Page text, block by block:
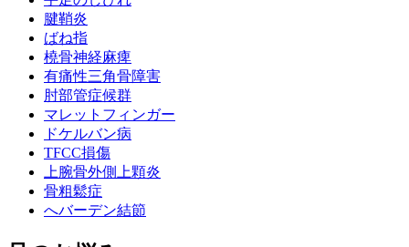
腱鞘炎
ばね指
橈骨神経麻痺
有痛性三角骨障害
肘部管症候群
マレットフィンガー
ドケルバン病
TFCC損傷
上腕骨外側上顆炎
骨粗鬆症
へバーデン結節